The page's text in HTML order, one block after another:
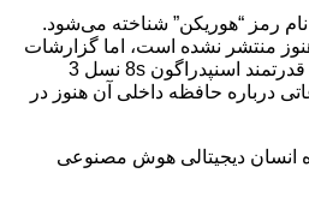
رمز “هوریکن” شناخته می‌شود.
منتشر نشده است، اما گزارشات
نشان می‌دهند که از پردازنده قدرتمند اسنپدراگون 8s نسل 3
درباره حافظه داخلی آن هنوز در